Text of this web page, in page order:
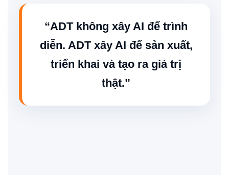
“ADT không xây AI để trình
diễn. ADT xây AI để sản xuất,
triển khai và tạo ra giá trị
thật.”